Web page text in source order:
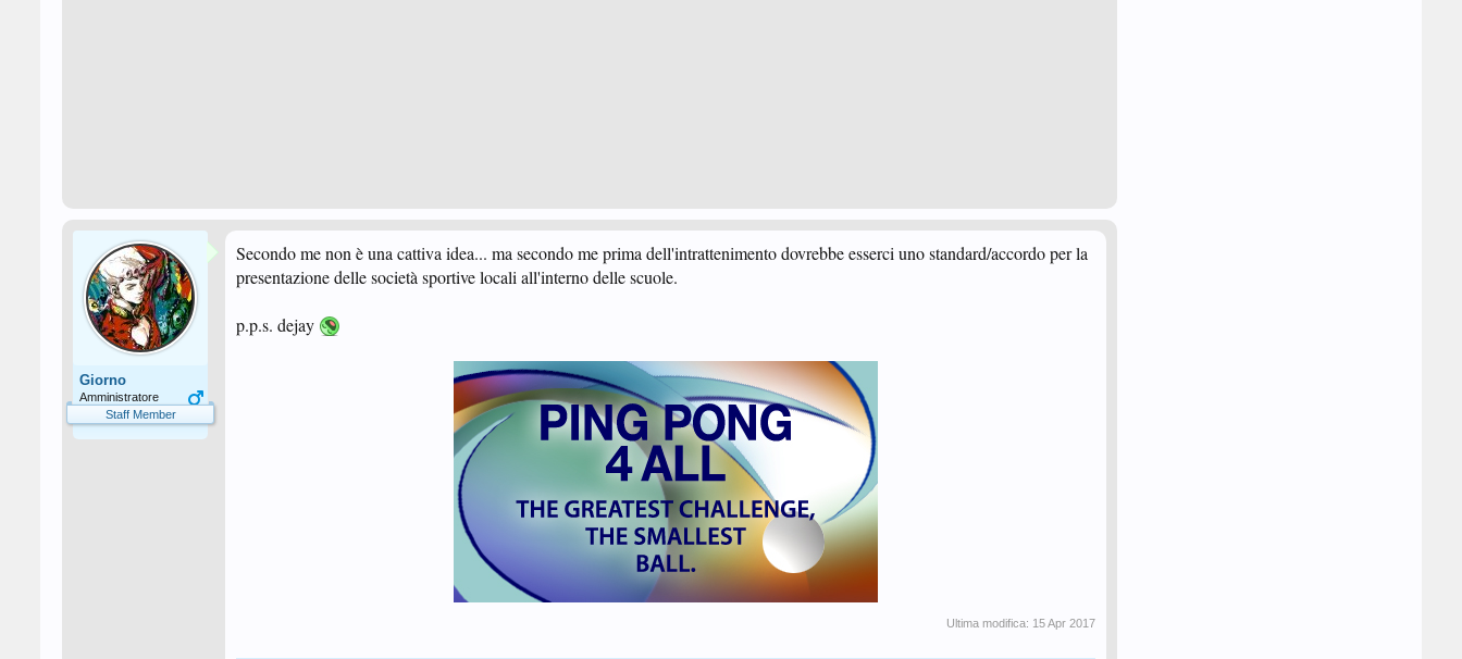
Giorno
Amministratore
Staff Member
Secondo me non è una cattiva idea... ma secondo me prima dell'intrattenimento dovrebbe esserci uno standard/accordo per la
presentazione delle società sportive locali all'interno delle scuole.​
p.p.s. dejay
Ultima modifica: 15 Apr 2017